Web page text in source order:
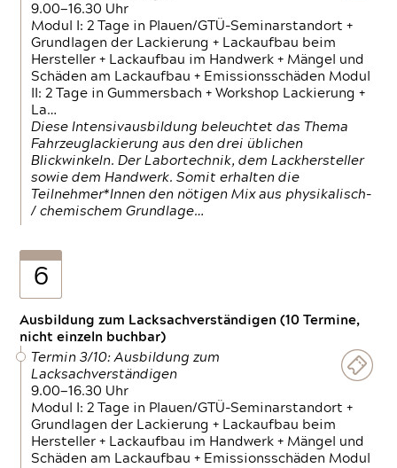
9.00—16.30 Uhr
Modul I: 2 Tage in Plauen/GTÜ-Seminarstandort +
Grundlagen der Lackierung + Lackaufbau beim
Hersteller + Lackaufbau im Handwerk + Mängel und
Schäden am Lackaufbau + Emissionsschäden Modul
II: 2 Tage in Gummersbach + Workshop Lackierung +
La…
Diese Intensivausbildung beleuchtet das Thema
Fahrzeuglackierung aus den drei üblichen
Blickwinkeln. Der Labortechnik, dem Lackhersteller
sowie dem Handwerk. Somit erhalten die
Teilnehmer*Innen den nötigen Mix aus physikalisch-
/ chemischem Grundlage…
6
Ausbildung zum Lacksachverständigen (10 Termine,
nicht einzeln buchbar)
Termin 3/10: Ausbildung zum
Lacksachverständigen
9.00—16.30 Uhr
Modul I: 2 Tage in Plauen/GTÜ-Seminarstandort +
Grundlagen der Lackierung + Lackaufbau beim
Hersteller + Lackaufbau im Handwerk + Mängel und
Schäden am Lackaufbau + Emissionsschäden Modul